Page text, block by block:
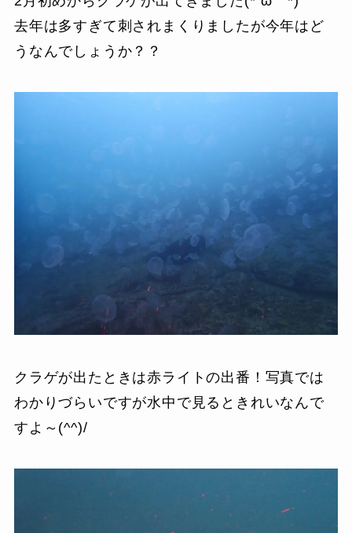
去年は多すぎて刺されまくりましたが今年はど
うなんでしょうか？？
クラゲが出たときは赤ライトの出番！写真では
わかりづらいですが水中で見るときれいなんで
すよ～(^^)/